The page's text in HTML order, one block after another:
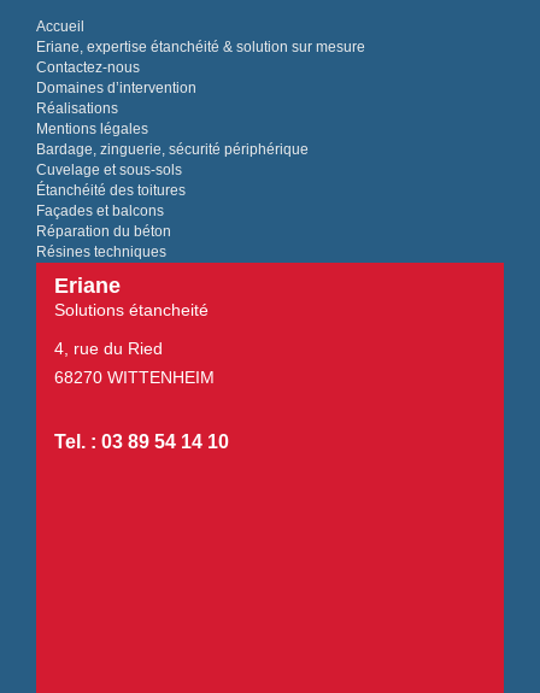
Accueil
Eriane, expertise étanchéité & solution sur mesure
Contactez-nous
Domaines d’intervention
Réalisations
Mentions légales
Bardage, zinguerie, sécurité périphérique
Cuvelage et sous-sols
Étanchéité des toitures
Façades et balcons
Réparation du béton
Résines techniques
Eriane
Solutions étancheité
4, rue du Ried
68270 WITTENHEIM
Tel. : 03 89 54 14 10